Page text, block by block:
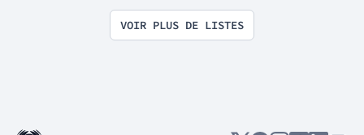
VOIR PLUS DE LISTES